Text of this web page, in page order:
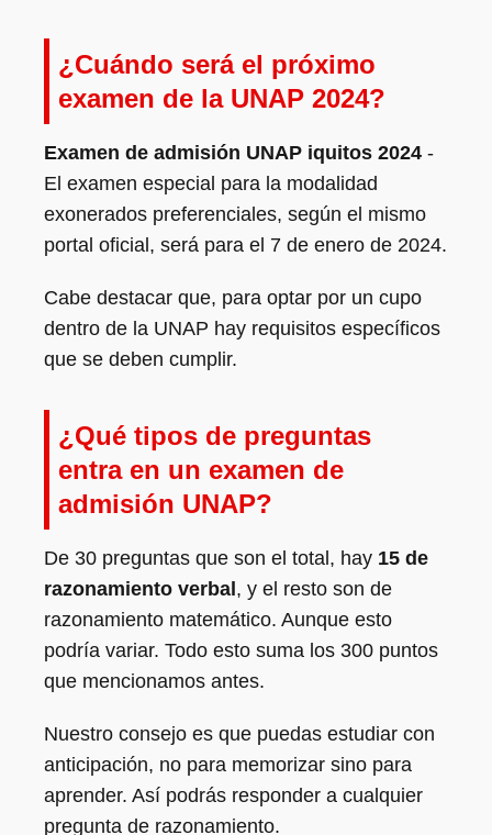
¿Cuándo será el próximo
examen de la UNAP 2024?
Examen de admisión UNAP iquitos 2024 -
El examen especial para la modalidad
exonerados preferenciales, según el mismo
portal oficial, será para el 7 de enero de 2024.
Cabe destacar que, para optar por un cupo
dentro de la UNAP hay requisitos específicos
que se deben cumplir.
¿Qué tipos de preguntas
entra en un examen de
admisión UNAP?
De 30 preguntas que son el total, hay 15 de
razonamiento verbal , y el resto son de
razonamiento matemático. Aunque esto
podría variar. Todo esto suma los 300 puntos
que mencionamos antes.
Nuestro consejo es que puedas estudiar con
anticipación, no para memorizar sino para
aprender. Así podrás responder a cualquier
pregunta de razonamiento.